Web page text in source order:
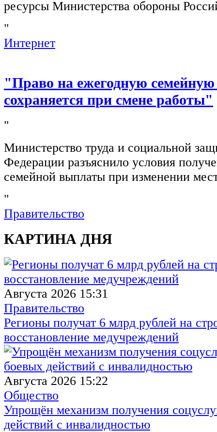
ресурсы Министерства обороны
"
Интернет
"Право на ежегодную
сохраняется при смене работы"
"
Министерство труда и социальной
Федерации разъяснило условия
семейной выплаты при изменении
"
Правительство
КАРТИНА ДНЯ
Августа 2026 15:31
Правительство
Регионы получат 6 млрд рублей на
восстановление медучреждений
Августа 2026 15:22
Общество
Упрощён механизм получения
действий с инвалидностью